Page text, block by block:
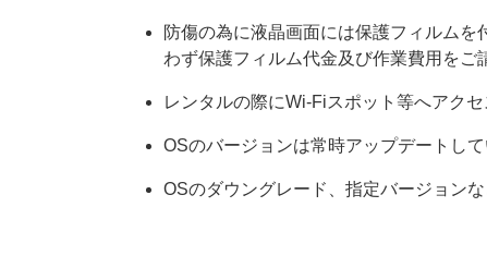
防傷の為に液晶画面には保護フィルム
わず保護フィルム代金及び作業費用をご
レンタルの際にWi-Fiスポット等へアク
OSのバージョンは常時アップデートし
OSのダウングレード、指定バージョン